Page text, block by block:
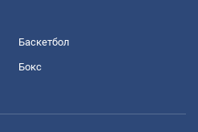
Баскетбол
Бокс